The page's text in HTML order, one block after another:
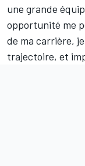
une grande
opportunité me
de ma carrière,
trajectoire, et